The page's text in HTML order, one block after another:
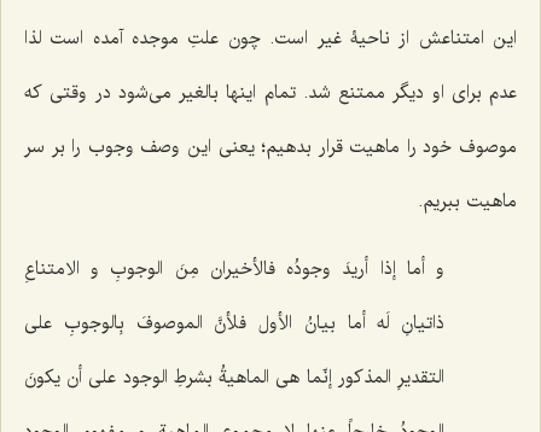
این امتناعش از ناحیۀ غیر است. چون علتِ موجده آمده است لذا
عدم برای او دیگر ممتنع شد. تمام اینها بالغیر می‌شود در وقتی که
موصوف خود را ماهیت قرار بدهیم؛ یعنی این وصف وجوب را بر سر
ماهیت ببریم.
و أما إذا أریدَ وجودُه فالأخیران مِنَ الوجوبِ و الامتناعِ
ذاتیانِ لَه أما بیانُ الأول فلأنَّ الموصوفَ بِالوجوبِ على
التقدیرِ المذکور إنّما هی الماهیةُ بشرطِ الوجود على أن یکونَ